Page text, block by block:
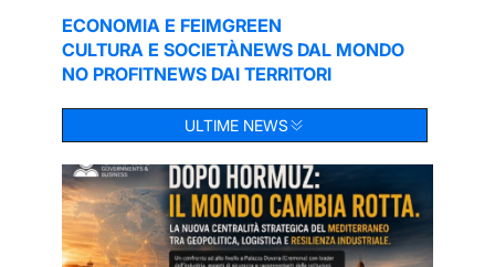
ECONOMIA E FEIMGREEN
CULTURA E SOCIETÀNEWS DAL MONDO
NO PROFITNEWS DAI TERRITORI
ULTIME NEWS